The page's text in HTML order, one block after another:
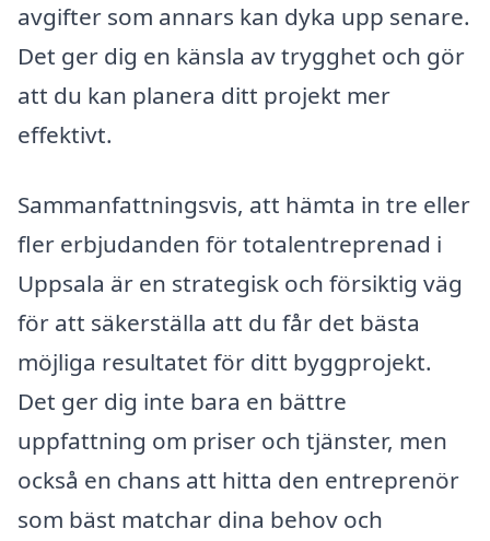
avgifter som annars kan dyka upp senare.
Det ger dig en känsla av trygghet och gör
att du kan planera ditt projekt mer
effektivt.
Sammanfattningsvis, att hämta in tre eller
fler erbjudanden för totalentreprenad i
Uppsala är en strategisk och försiktig väg
för att säkerställa att du får det bästa
möjliga resultatet för ditt byggprojekt.
Det ger dig inte bara en bättre
uppfattning om priser och tjänster, men
också en chans att hitta den entreprenör
som bäst matchar dina behov och